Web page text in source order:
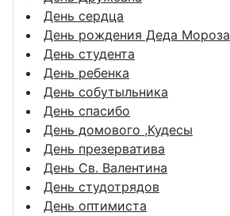
День сердца
День рождения Деда Мороза
День студента
День ребенка
День собутыльника
День спасибо
День домового ,Кудесы
День презерватива
День Св. Валентина
День студотрядов
День оптимиста